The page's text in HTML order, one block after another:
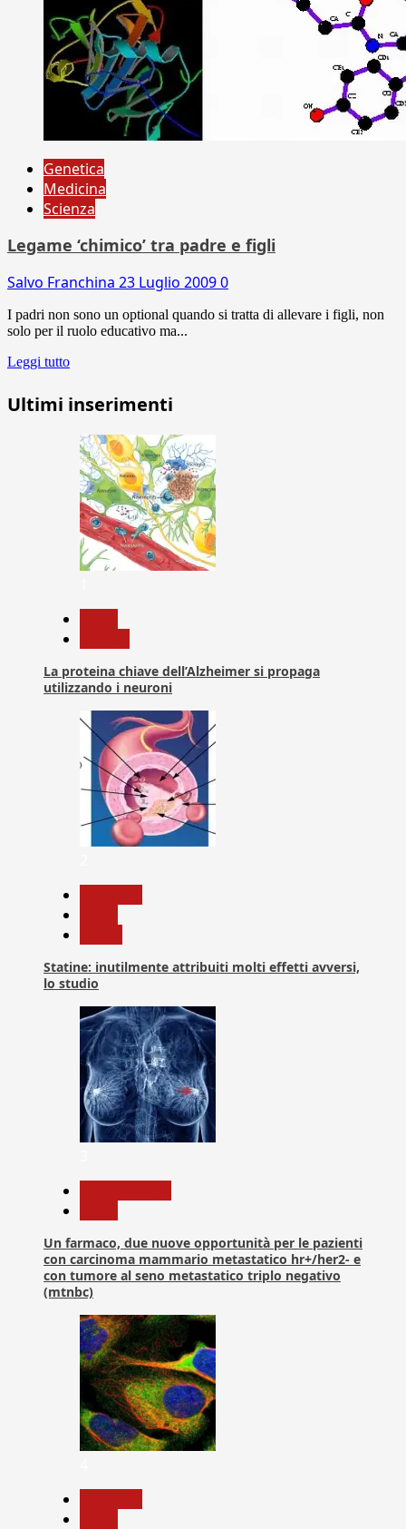
Genetica
Medicina
Scienza
Legame ‘chimico’ tra padre e figli
Salvo Franchina 23 Luglio 20090
I padri non sono un optional quando si tratta di allevare i figli, non
solo per il ruolo educativo ma...
Leggi tutto
Ultimi inserimenti
La proteina chiave dell’Alzheimer si propaga
utilizzando i neuroni
Statine: inutilmente attribuiti molti effetti avversi,
lo studio
Un farmaco, due nuove opportunità per le pazienti
con carcinoma mammario metastatico hr+/her2- e
con tumore al seno metastatico triplo negativo
(mtnbc)